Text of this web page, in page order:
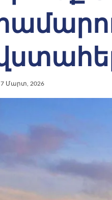
7 Մարտ, 2026